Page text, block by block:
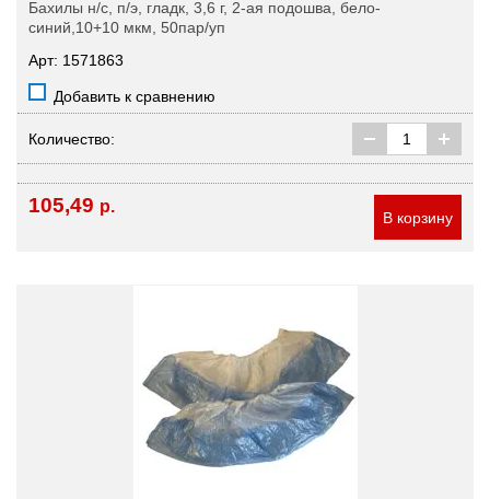
Бахилы н/с, п/э, гладк, 3,6 г, 2-ая подошва, бело-
синий,10+10 мкм, 50пар/уп
Арт: 1571863
Добавить к сравнению
Количество:
105,49 р.
В корзину